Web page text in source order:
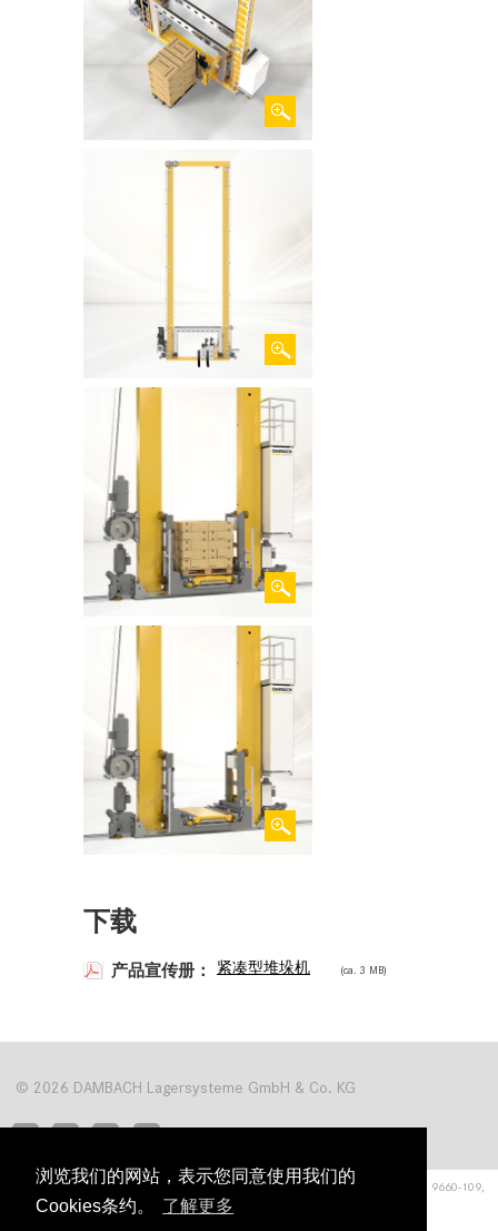
浏览我们的网站，表示您同意使用我们的
Cookies条约。
了解更多
下载
产品宣传册： 紧凑型堆垛机 (ca. 3 MB)
© 2026 DAMBACH Lagersysteme GmbH & Co. KG
Hardrain 1■76476 Bischweier
电话 +49 (0) 72 22 9660-0, 传真 +49 (0) 72 22 9660-109,
info@dambach-lagersysteme.com